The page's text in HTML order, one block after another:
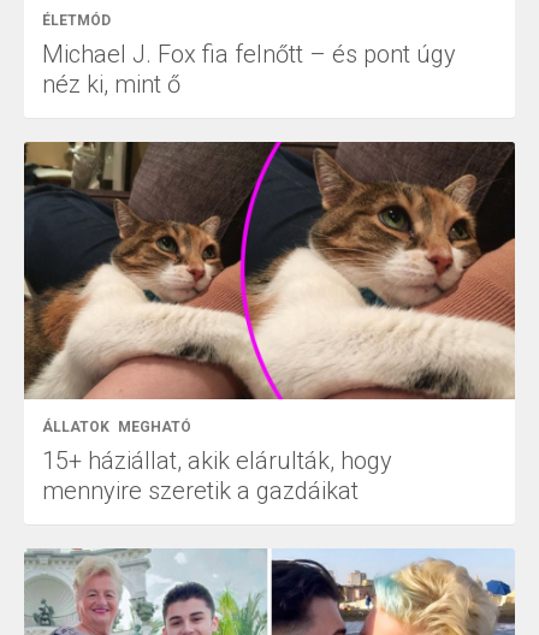
ÉLETMÓD
Michael J. Fox fia felnőtt – és pont úgy
néz ki, mint ő
ÁLLATOK MEGHATÓ
15+ háziállat, akik elárulták, hogy
mennyire szeretik a gazdáikat